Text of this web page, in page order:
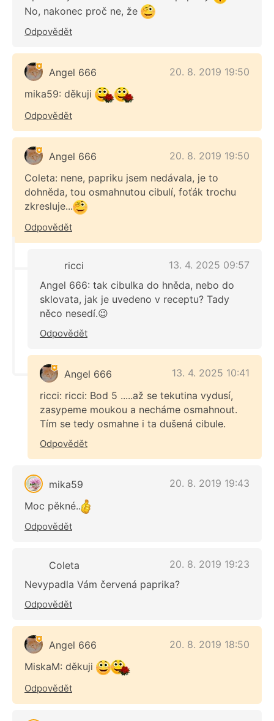
No, nakonec proč ne, že
Odpovědět
Angel 666
20. 8. 2019 19:50
mika59: děkuji
Odpovědět
Angel 666
20. 8. 2019 19:50
Coleta: nene, papriku jsem nedávala, je to
dohněda, tou osmahnutou cibulí, foťák trochu
zkresluje...
Odpovědět
ricci
13. 4. 2025 09:57
Angel 666: tak cibulka do hněda, nebo do
sklovata, jak je uvedeno v receptu? Tady
něco nesedí.😉
Odpovědět
Angel 666
13. 4. 2025 10:41
ricci: ricci: Bod 5 .....až se tekutina vydusí,
zasypeme moukou a necháme osmahnout.
Tím se tedy osmahne i ta dušená cibule.
Odpovědět
mika59
20. 8. 2019 19:43
Moc pěkné..
Odpovědět
Coleta
20. 8. 2019 19:23
Nevypadla Vám červená paprika?
Odpovědět
Angel 666
20. 8. 2019 18:50
MiskaM: děkuji
Odpovědět